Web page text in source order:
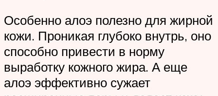
Особенно алоэ полезно для жирной
кожи. Проникая глубоко внутрь, оно
способно привести в норму
выработку кожного жира. А еще
алоэ эффективно сужает